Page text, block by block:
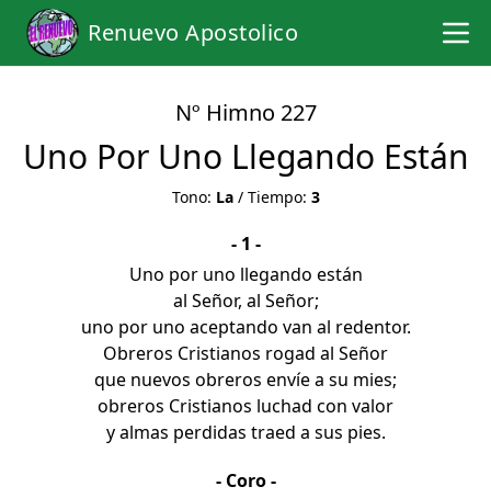
Renuevo Apostolico
Nº Himno 227
Uno Por Uno Llegando Están
Tono: La/ Tiempo: 3
- 1 -
Uno por uno llegando están
al Señor, al Señor;
uno por uno aceptando van al redentor.
Obreros Cristianos rogad al Señor
que nuevos obreros envíe a su mies;
obreros Cristianos luchad con valor
y almas perdidas traed a sus pies.
- Coro -